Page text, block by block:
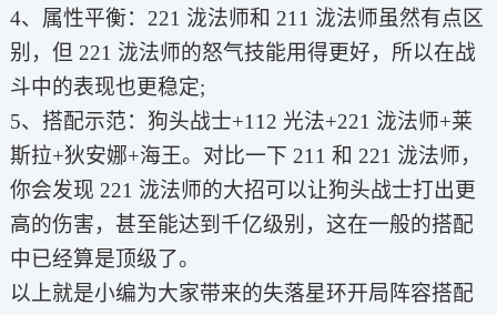
4、属性平衡：221 泷法师和 211 泷法师虽然有点区
别，但 221 泷法师的怒气技能用得更好，所以在战
斗中的表现也更稳定;
5、搭配示范：狗头战士+112 光法+221 泷法师+莱
斯拉+狄安娜+海王。对比一下 211 和 221 泷法师，
你会发现 221 泷法师的大招可以让狗头战士打出更
高的伤害，甚至能达到千亿级别，这在一般的搭配
中已经算是顶级了。
以上就是小编为大家带来的失落星环开局阵容搭配